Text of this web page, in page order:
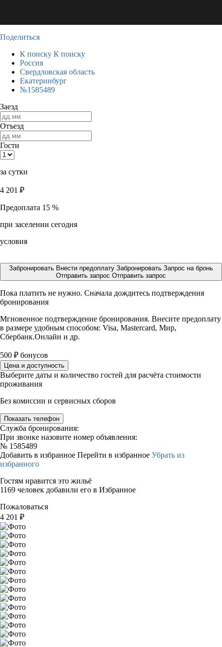
Поделиться
К поиску К поиску
Россия
Свердловская область
Екатеринбург
№1585489
Заезд
Отъезд
Гости
за сутки
4 201 ₽
Предоплата 15 %
при заселении сегодня
условия
Забронировать Внести предоплату Забронировать Запрос на бронь
Отправить запрос Отправить запрос
Пока платить не нужно. Сначала дождитесь подтверждения
бронирования
Мгновенное подтверждение бронирования. Внесите предоплату
в размере удобным способом: Visa, Mastercard, Мир,
Сбербанк.Онлайн и др.
500 ₽ бонусов
Цена и доступность
Выберите даты и количество гостей для расчёта стоимости
проживания
Без комиссии и сервисных сборов
Показать телефон
Служба бронирования:
При звонке назовите номер объявления:
№ 1585489
Добавить в избранное Перейти в избранное Убрать из
избранного
Гостям нравится это жильё
1169 человек добавили его в Избранное
Пожаловаться
4 201 ₽